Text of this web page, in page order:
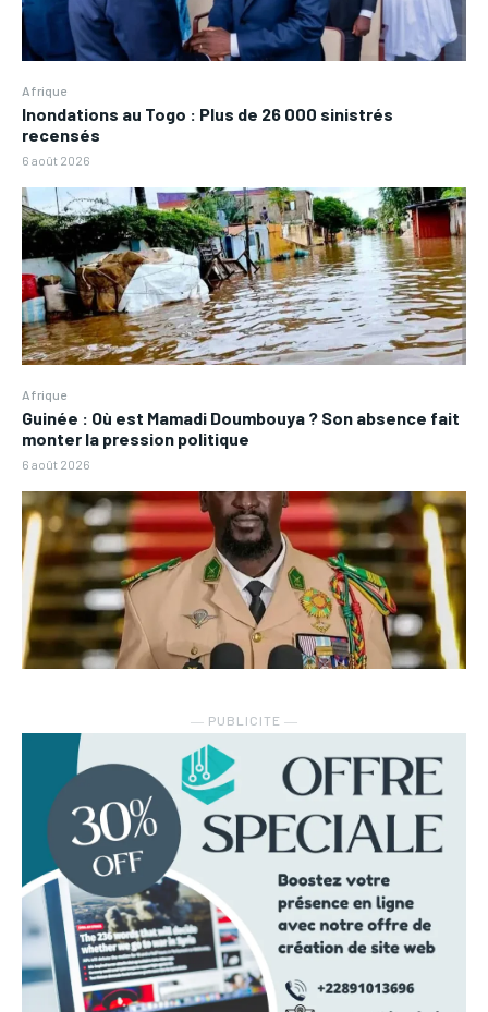
Afrique
Inondations au Togo : Plus de 26 000 sinistrés
recensés
6 août 2026
Afrique
Guinée : Où est Mamadi Doumbouya ? Son absence fait
monter la pression politique
6 août 2026
― PUBLICITE ―